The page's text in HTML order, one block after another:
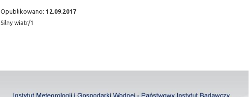
Opublikowano: 12.09.2017
Silny wiatr/1